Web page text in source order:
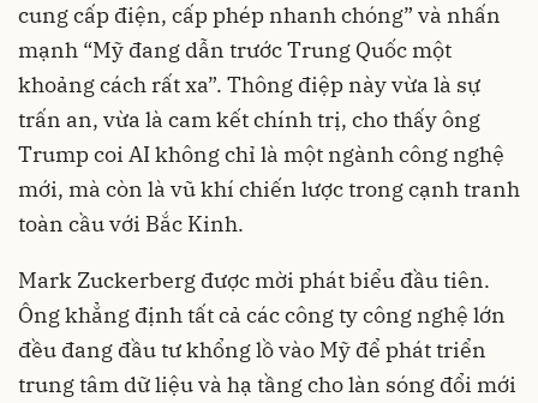
cung cấp điện, cấp phép nhanh chóng” và nhấn
mạnh “Mỹ đang dẫn trước Trung Quốc một
khoảng cách rất xa”. Thông điệp này vừa là sự
trấn an, vừa là cam kết chính trị, cho thấy ông
Trump coi AI không chỉ là một ngành công nghệ
mới, mà còn là vũ khí chiến lược trong cạnh tranh
toàn cầu với Bắc Kinh.
Mark Zuckerberg được mời phát biểu đầu tiên.
Ông khẳng định tất cả các công ty công nghệ lớn
đều đang đầu tư khổng lồ vào Mỹ để phát triển
trung tâm dữ liệu và hạ tầng cho làn sóng đổi mới